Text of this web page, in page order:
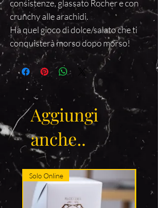
consistenze, glassato Rocher e con
crunchy alle arachidi.
Ha quel gioco di dolce/salato che ti
conquisterà morso dopo morso!
Aggiungi
anche..
Solo Online Solo